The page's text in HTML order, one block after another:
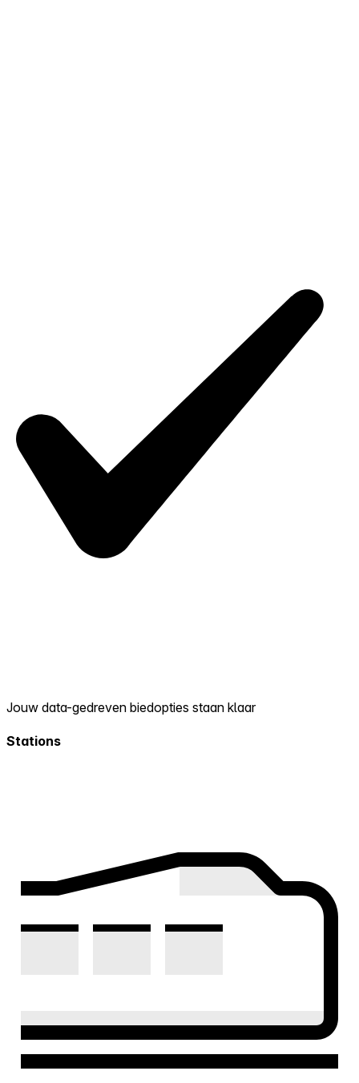
Jouw data-gedreven biedopties staan klaar
Stations